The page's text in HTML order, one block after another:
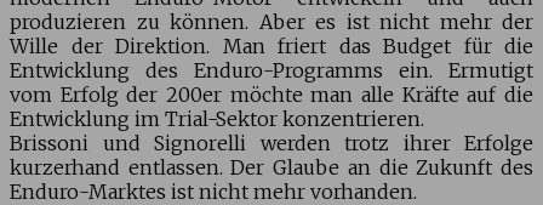
produzieren zu können. Aber es ist nicht mehr der
Wille der Direktion. Man friert das Budget für die
Entwicklung des Enduro-Programms ein. Ermutigt
vom Erfolg der 200er möchte man alle Kräfte auf die
Entwicklung im Trial-Sektor konzentrieren.
Brissoni und Signorelli werden trotz ihrer Erfolge
kurzerhand entlassen. Der Glaube an die Zukunft des
Enduro-Marktes ist nicht mehr vorhanden.